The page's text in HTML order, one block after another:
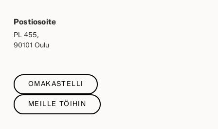
Postiosoite
PL 455,
90101 Oulu
OMAKASTELLI
MEILLE TÖIHIN